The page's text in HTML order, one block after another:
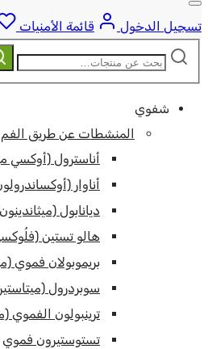
تسجيل الدخول
قائمة الأمنيات
ابحث
شفوي
المنشطات عن طريق الفم
أناسترول (أوكسي
أناوار
ديانابول
هالو تستين
بريموبولان فموي
سوبردرول
ترينبولون الفموي
تستوستيرون فموي